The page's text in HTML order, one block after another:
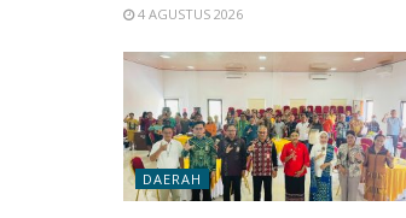
4 AGUSTUS 2026
DAERAH